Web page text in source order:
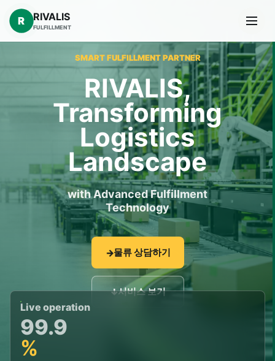
R RIVALIS
FULFILLMENT
SMART FULFILLMENT PARTNER
RIVALIS,
Transforming
Logistics
Landscape
with Advanced Fulfillment
Technology
→물류 상담하기
↓서비스 보기
Live operation
99.9
%